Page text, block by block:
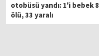
otobüsü yandı: 1'i bebek 8
ölü, 33 yaralı